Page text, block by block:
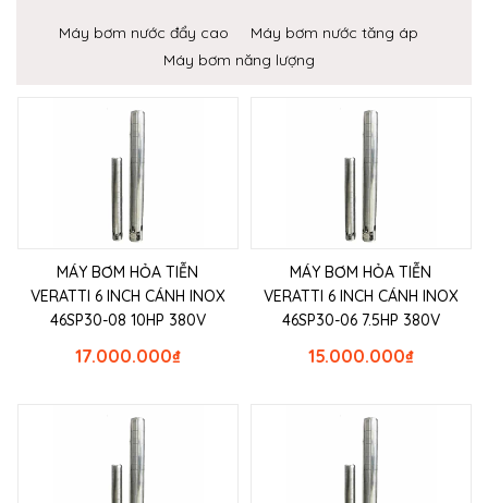
Máy bơm nước đẩy cao
Máy bơm nước tăng áp
Máy bơm năng lượng
MÁY BƠM HỎA TIỄN
VERATTI 6 INCH CÁNH INOX
46SP30-08 10HP 380V
₫
17.000.000
MÁY BƠM HỎA TIỄN
VERATTI 6 INCH CÁNH INOX
46SP30-06 7.5HP 380V
₫
15.000.000